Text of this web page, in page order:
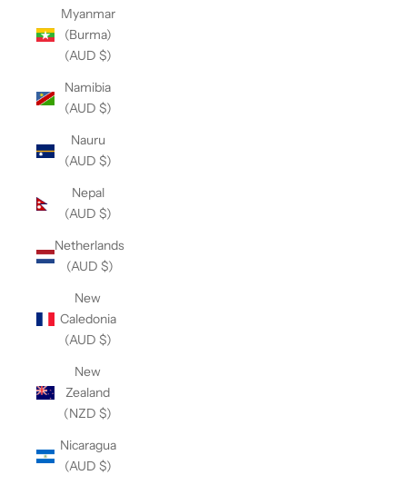
Myanmar
(Burma)
(AUD $)
Namibia
(AUD $)
Nauru
(AUD $)
Nepal
(AUD $)
Netherlands
(AUD $)
New
Caledonia
(AUD $)
New
Zealand
(NZD $)
Nicaragua
(AUD $)